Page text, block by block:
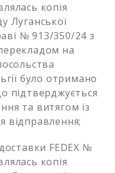
копія
Луганської
№ 913/350/24 з
на
було отримано
підтверджується
та витягом із
відправлення;
FEDEX №
копія